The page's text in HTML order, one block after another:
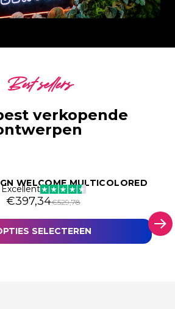
Best sellers
verkopende
WELCOME MULTICOLORED
Excellent
€529,78
Oorspronkelijke prijs was:
€397,34
Huidige prijs is: €397,34.
SELECTEREN